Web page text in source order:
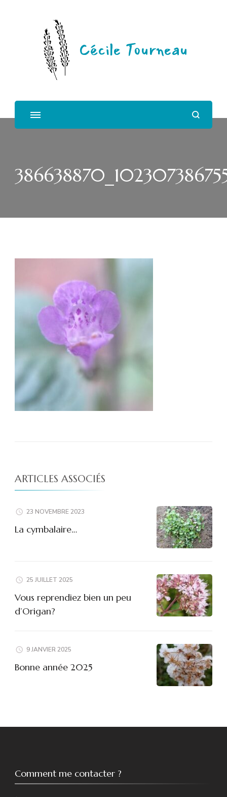
Cécile Tourneau
ARTICLES ASSOCIÉS
23 NOVEMBRE 2023
La cymbalaire…
25 JUILLET 2025
Vous reprendiez bien un peu
d’Origan?
9 JANVIER 2025
Bonne année 2025
Comment me contacter ?